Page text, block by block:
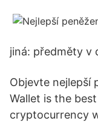
jiná: předměty v
Objevte nejlepší
Wallet is the
cryptocurrency